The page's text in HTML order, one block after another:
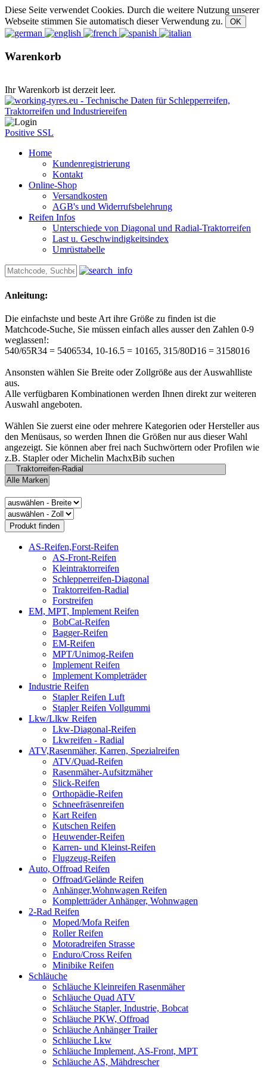
Diese Seite verwendet Cookies. Durch die weitere Nutzung unserer
Webseite stimmen Sie automatisch dieser Verwendung zu.
Warenkorb
Ihr Warenkorb ist derzeit leer.
Positive SSL
Home
Kundenregistrierung
Kontakt
Online-Shop
Versandkosten
AGB's und Widerrufsbelehrung
Reifen Infos
Unterschiede von Diagonal und Radial-Traktorreifen
Last u. Geschwindigkeitsindex
Umrüsttabelle
Anleitung:
Die einfachste und beste Art ihre Größe zu finden ist die
Matchcode-Suche, Sie müssen einfach alles ausser den Zahlen 0-9
weglassen!:
540/65R34 = 5406534, 10-16.5 = 10165, 315/80D16 = 3158016
Ansonsten wählen Sie Breite oder Zollgröße aus der Auswahlliste
aus.
Alle verfügbaren Kombinationen werden Ihnen direkt zur weiteren
Auswahl angeboten.
Wählen Sie zuerst eine oder mehrere Kategorien oder Hersteller aus
den Menüsaus, so werden Ihnen die Größen nur aus dieser Wahl
angezeigt. Sie können aber frei nach Suchwörtern oder Profilen wie
z.B. Stapler oder Michelin MachxBib suchen
AS-Reifen,Forst-Reifen
AS-Front-Reifen
Kleintraktorreifen
Schlepperreifen-Diagonal
Traktorreifen-Radial
Forstreifen
EM, MPT, Implement Reifen
BobCat-Reifen
Bagger-Reifen
EM-Reifen
MPT/Unimog-Reifen
Implement Reifen
Implement Kompleträder
Industrie Reifen
Stapler Reifen Luft
Stapler Reifen Vollgummi
Lkw/Llkw Reifen
Lkw-Diagonal-Reifen
Lkwreifen - Radial
ATV,Rasenmäher, Karren, Spezialreifen
ATV/Quad-Reifen
Rasenmäher-Aufsitzmäher
Slick-Reifen
Orthopädie-Reifen
Schneefräsenreifen
Kart Reifen
Kutschen Reifen
Heuwender-Reifen
Karren- und Kleinst-Reifen
Flugzeug-Reifen
Auto, Offroad Reifen
Offroad/Gelände Reifen
Anhänger,Wohnwagen Reifen
Kompletträder Anhänger, Wohnwagen
2-Rad Reifen
Moped/Mofa Reifen
Roller Reifen
Motoradreifen Strasse
Enduro/Cross Reifen
Minibike Reifen
Schläuche
Schläuche Kleinreifen Rasenmäher
Schläuche Quad ATV
Schläuche Stapler, Industrie, Bobcat
Schläuche PKW, Offroad
Schläuche Anhänger Trailer
Schläuche Lkw
Schläuche Implement, AS-Front, MPT
Schläuche AS, Mähdrescher